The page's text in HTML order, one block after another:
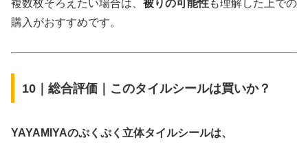
複数枚そろえたい場合は、 被りの可能性も理解した上での
購入がおすすめです。
10｜総合評価｜このタイルシールは買いか？
YAYAMIYAのぷくぷく立体タイルシールは、